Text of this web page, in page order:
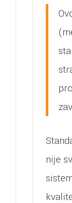
nije